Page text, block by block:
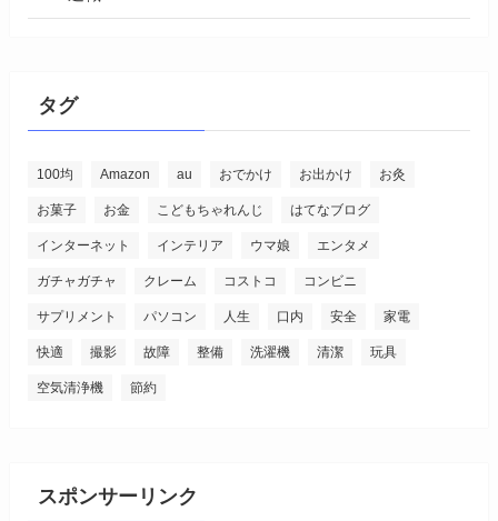
タグ
100均 Amazon au おでかけ お出かけ お灸
お菓子 お金 こどもちゃれんじ はてなブログ
インターネット インテリア ウマ娘 エンタメ
ガチャガチャ クレーム コストコ コンビニ
サプリメント パソコン 人生 口内 安全 家電
快適 撮影 故障 整備 洗濯機 清潔 玩具
空気清浄機 節約
スポンサーリンク